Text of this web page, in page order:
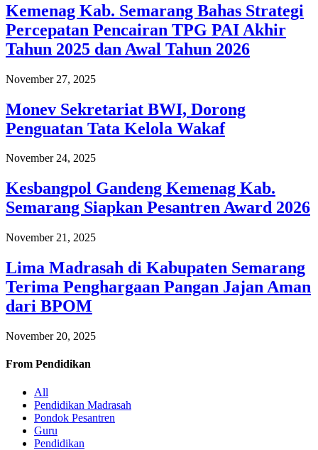
Kemenag Kab. Semarang Bahas Strategi
Percepatan Pencairan TPG PAI Akhir
Tahun 2025 dan Awal Tahun 2026
November 27, 2025
Monev Sekretariat BWI, Dorong
Penguatan Tata Kelola Wakaf
November 24, 2025
Kesbangpol Gandeng Kemenag Kab.
Semarang Siapkan Pesantren Award 2026
November 21, 2025
Lima Madrasah di Kabupaten Semarang
Terima Penghargaan Pangan Jajan Aman
dari BPOM
November 20, 2025
From Pendidikan
All
Pendidikan Madrasah
Pondok Pesantren
Guru
Pendidikan